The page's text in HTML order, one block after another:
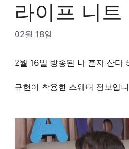
라이프 니트
02월 18일
2월 16일 방송된 나 혼자 산다
규현이 착용한 스웨터 정보입